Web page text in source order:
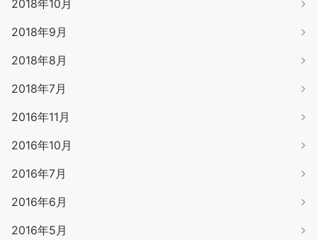
2018年10月
2018年9月
2018年8月
2018年7月
2016年11月
2016年10月
2016年7月
2016年6月
2016年5月